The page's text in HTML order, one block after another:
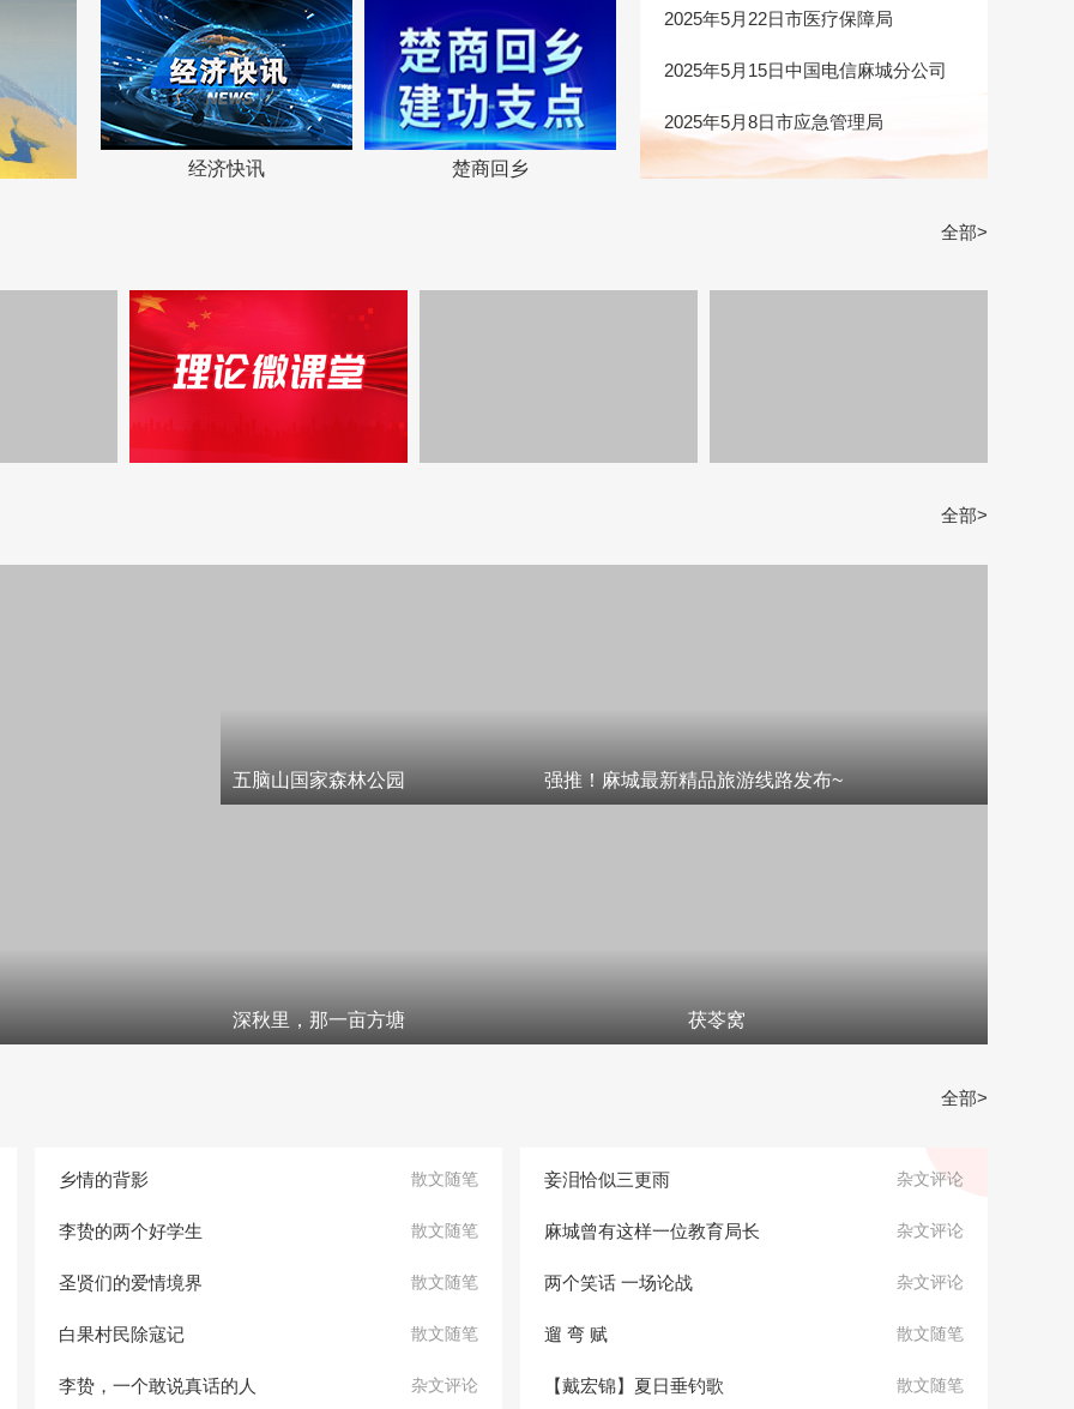
经济快讯 楚商回乡
2025年5月22日市医疗保障局
2025年5月15日中国电信麻城分公司
2025年5月8日市应急管理局
全部>
全部>
五脑山国家森林公园 强推！麻城最新精品旅游线路发布~
深秋里，那一亩方塘 茯苓窝
全部>
乡情的背影 散文随笔
李贽的两个好学生 散文随笔
圣贤们的爱情境界 散文随笔
白果村民除寇记 散文随笔
李贽，一个敢说真话的人 杂文评论
妾泪恰似三更雨 杂文评论
麻城曾有这样一位教育局长 杂文评论
两个笑话 一场论战 杂文评论
遛 弯 赋 散文随笔
【戴宏锦】夏日垂钓歌 散文随笔